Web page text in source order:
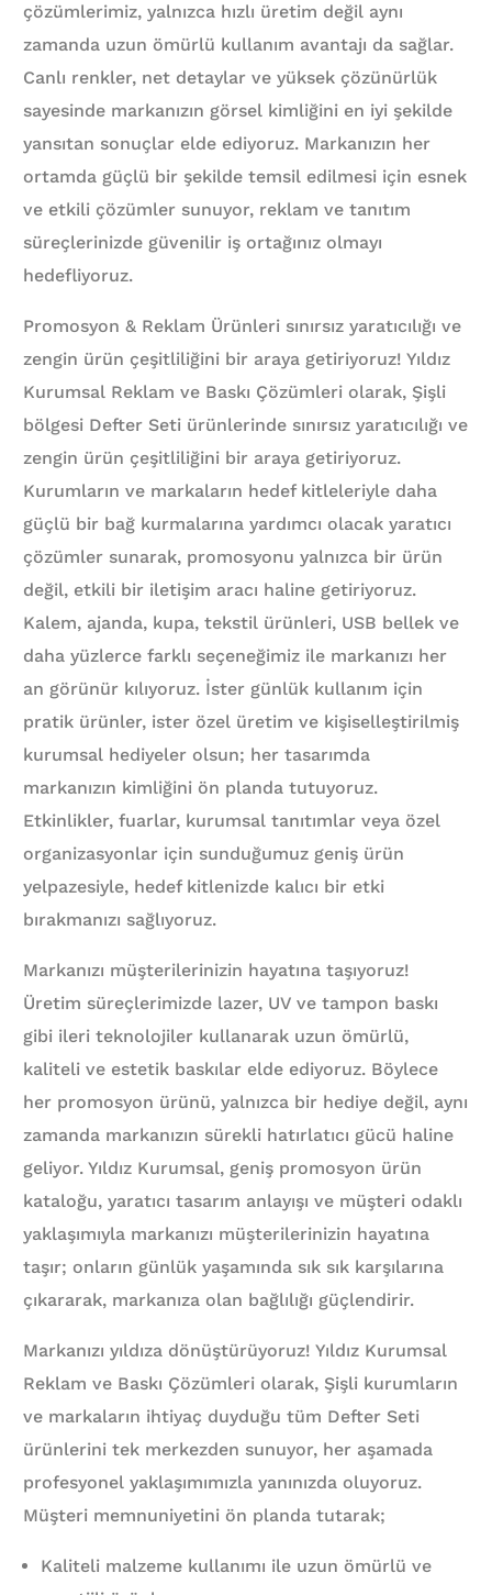
çözümlerimiz, yalnızca hızlı üretim değil aynı
zamanda uzun ömürlü kullanım avantajı da sağlar.
Canlı renkler, net detaylar ve yüksek çözünürlük
sayesinde markanızın görsel kimliğini en iyi şekilde
yansıtan sonuçlar elde ediyoruz. Markanızın her
ortamda güçlü bir şekilde temsil edilmesi için esnek
ve etkili çözümler sunuyor, reklam ve tanıtım
süreçlerinizde güvenilir iş ortağınız olmayı
hedefliyoruz.
Promosyon & Reklam Ürünleri sınırsız yaratıcılığı ve
zengin ürün çeşitliliğini bir araya getiriyoruz! Yıldız
Kurumsal Reklam ve Baskı Çözümleri olarak, Şişli
bölgesi Defter Seti ürünlerinde sınırsız yaratıcılığı ve
zengin ürün çeşitliliğini bir araya getiriyoruz.
Kurumların ve markaların hedef kitleleriyle daha
güçlü bir bağ kurmalarına yardımcı olacak yaratıcı
çözümler sunarak, promosyonu yalnızca bir ürün
değil, etkili bir iletişim aracı haline getiriyoruz.
Kalem, ajanda, kupa, tekstil ürünleri, USB bellek ve
daha yüzlerce farklı seçeneğimiz ile markanızı her
an görünür kılıyoruz. İster günlük kullanım için
pratik ürünler, ister özel üretim ve kişiselleştirilmiş
kurumsal hediyeler olsun; her tasarımda
markanızın kimliğini ön planda tutuyoruz.
Etkinlikler, fuarlar, kurumsal tanıtımlar veya özel
organizasyonlar için sunduğumuz geniş ürün
yelpazesiyle, hedef kitlenizde kalıcı bir etki
bırakmanızı sağlıyoruz.
Markanızı müşterilerinizin hayatına taşıyoruz!
Üretim süreçlerimizde lazer, UV ve tampon baskı
gibi ileri teknolojiler kullanarak uzun ömürlü,
kaliteli ve estetik baskılar elde ediyoruz. Böylece
her promosyon ürünü, yalnızca bir hediye değil, aynı
zamanda markanızın sürekli hatırlatıcı gücü haline
geliyor. Yıldız Kurumsal, geniş promosyon ürün
kataloğu, yaratıcı tasarım anlayışı ve müşteri odaklı
yaklaşımıyla markanızı müşterilerinizin hayatına
taşır; onların günlük yaşamında sık sık karşılarına
çıkararak, markanıza olan bağlılığı güçlendirir.
Markanızı yıldıza dönüştürüyoruz! Yıldız Kurumsal
Reklam ve Baskı Çözümleri olarak, Şişli kurumların
ve markaların ihtiyaç duyduğu tüm Defter Seti
ürünlerini tek merkezden sunuyor, her aşamada
profesyonel yaklaşımımızla yanınızda oluyoruz.
Müşteri memnuniyetini ön planda tutarak;
Kaliteli malzeme kullanımı ile uzun ömürlü ve